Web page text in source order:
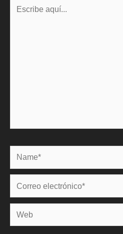
Name*
Correo
electrónico*
Web